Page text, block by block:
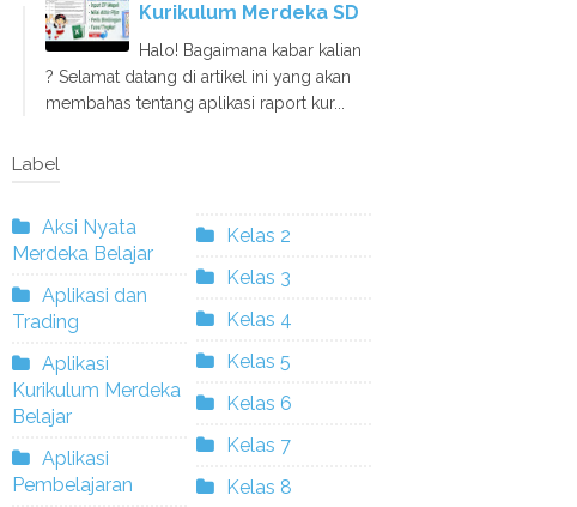
Kurikulum Merdeka SD
Halo! Bagaimana kabar kalian
? Selamat datang di artikel ini yang akan
membahas tentang aplikasi raport kur...
Label
Aksi Nyata
Merdeka Belajar
Aplikasi dan
Trading
Aplikasi
Kurikulum Merdeka
Belajar
Aplikasi
Pembelajaran
Kelas 2
Kelas 3
Kelas 4
Kelas 5
Kelas 6
Kelas 7
Kelas 8